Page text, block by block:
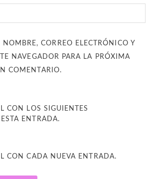
CORREO ELECTRÓNICO Y
NAVEGADOR PARA LA PRÓXIMA
COMENTARIO.
CON LOS SIGUIENTES
ENTRADA.
CON CADA NUEVA ENTRADA.